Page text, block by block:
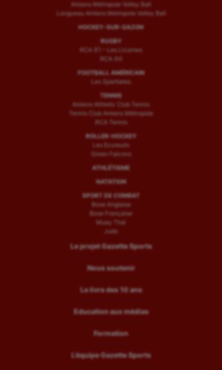
Amiens Métropole Volley Ball
Longueau Amiens Metropole Volley Ball
HOCKEY-SUR-GAZON
RUGBY
RCA (F) – Les Licornes
RCA (H)
FOOTBALL AMÉRICAIN
Les Spartiates
TENNIS
Amiens Athletic Club Tennis
Tennis Club Amiens Métropole
RCA Tennis
ROLLER-HOCKEY
Les Ecureuils
Green Falcons
ATHLÉTISME
NATATION
SPORT DE COMBAT
Boxe Anglaise
Boxe Française
Muay Thaï
Judo
Le projet Gazette Sports
Nous soutenir
Le livre des 10 ans
Education aux médias
Formation
L’équipe Gazette Sports